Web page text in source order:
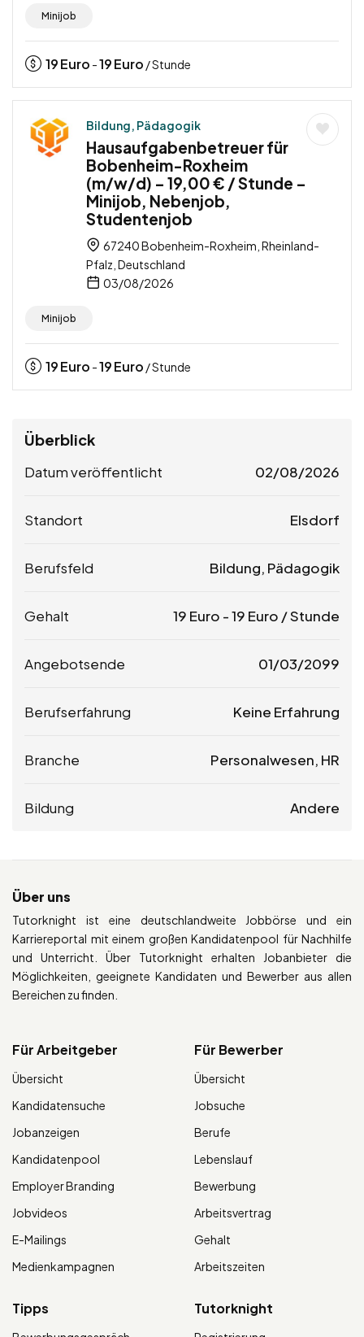
Minijob
19Euro -19Euro / Stunde
Bildung, Pädagogik
Hausaufgabenbetreuer für
Bobenheim-Roxheim
(m/w/d) – 19,00 € / Stunde –
Minijob, Nebenjob,
Studentenjob
67240 Bobenheim-Roxheim, Rheinland-
Pfalz, Deutschland
03/08/2026
Minijob
19Euro -19Euro / Stunde
Überblick
Datum veröffentlicht 02/08/2026
Standort Elsdorf
Berufsfeld Bildung, Pädagogik
Gehalt 19 Euro -19 Euro / Stunde
Angebotsende 01/03/2099
Berufserfahrung Keine Erfahrung
Branche Personalwesen, HR
Bildung Andere
Über uns
Tutorknight ist eine deutschlandweite Jobbörse und ein
Karriereportal mit einem großen Kandidatenpool für Nachhilfe
und Unterricht. Über Tutorknight erhalten Jobanbieter die
Möglichkeiten, geeignete Kandidaten und Bewerber aus allen
Bereichen zu finden.
Für Arbeitgeber
Übersicht
Kandidatensuche
Jobanzeigen
Kandidatenpool
Employer Branding
Jobvideos
E-Mailings
Medienkampagnen
Für Bewerber
Übersicht
Jobsuche
Berufe
Lebenslauf
Bewerbung
Arbeitsvertrag
Gehalt
Arbeitszeiten
Tipps Tutorknight